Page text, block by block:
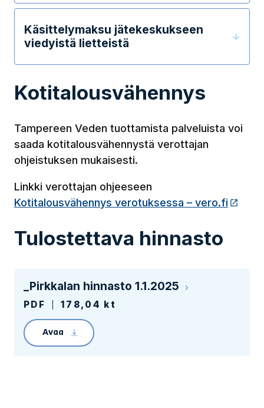
Käsittelymaksu jätekeskukseen
viedyistä lietteistä
Kotitalousvähennys
Tampereen Veden tuottamista palveluista voi
saada kotitalousvähennystä verottajan
ohjeistuksen mukaisesti.
Linkki verottajan ohjeeseen
Kotitalousvähennys verotuksessa – vero.fi
Tulostettava hinnasto
_Pirkkalan hinnasto 1.1.2025
PDF 178,04 kt
Avaa
Linkin avaaminen lataa tiedoston _Hinnasto